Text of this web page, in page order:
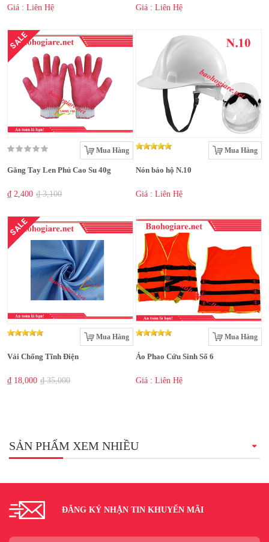
Giá : Liên Hệ Giá : Liên Hệ
SALE
Mua Hàng
Găng Tay Len Phủ Cao Su 40g
₫ 2,400 ₫ 3,100
Mua Hàng
Nón bảo hộ N.10
Giá : Liên Hệ
SALE
Mua Hàng
Vải Chống Tĩnh Điện
₫ 18,000 ₫ 35,000
Mua Hàng
Áo Phao Cứu Sinh Số 6
Giá : Liên Hệ
SẢN PHẨM XEM NHIỀU
ĐĂNG KÝ NHẬN TIN KHUYẾN MÃI